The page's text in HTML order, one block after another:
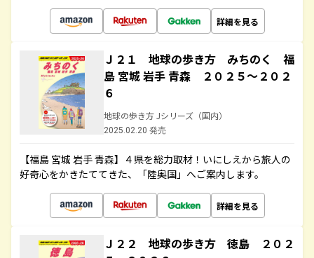
詳細を見る
Ｊ２１ 地球の歩き方 みちのく 福
島 宮城 岩手 青森 ２０２５～２０２
６
地球の歩き方 Jシリーズ（国内）
2025.02.20 発売
【福島 宮城 岩手 青森】４県を総力取材！いにしえから旅人の
好奇心をかきたててきた、「陸奥国」へご案内します。
詳細を見る
Ｊ２２ 地球の歩き方 徳島 ２０２